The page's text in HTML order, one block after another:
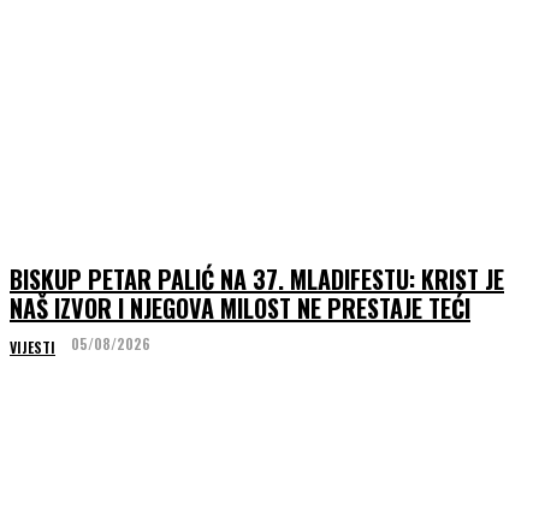
BISKUP PETAR PALIĆ NA 37. MLADIFESTU: KRIST JE
NAŠ IZVOR I NJEGOVA MILOST NE PRESTAJE TEĆI
VIJESTI 05/08/2026